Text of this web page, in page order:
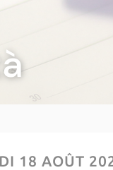
18 AOÛT